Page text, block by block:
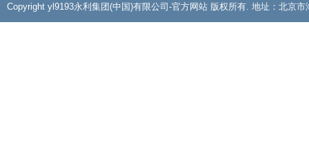
Copyright yl9193永利集团(中国)有限公司-官方网站 版权所有. 地址：北